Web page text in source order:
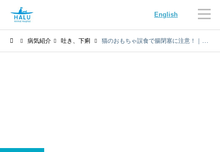
English
病気紹介 吐き、下痢 猫のおもちゃ誤食で腸閉塞に注意！｜見逃せない症状と早期対応方法を解説